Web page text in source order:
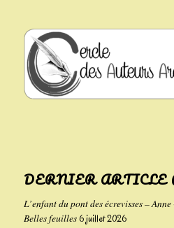
DERNIER ARTICLE
L’enfant du pont des écrevisses –
Belles feuilles 6 juillet 2026